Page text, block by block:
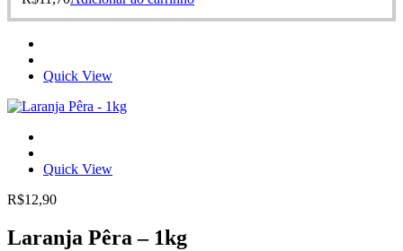
Quick View
Quick View
R$12,90
Laranja Pêra – 1kg